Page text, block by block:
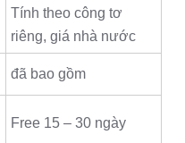
Tính theo công tơ
riêng, giá nhà nước
đã bao gồm
Free 15 – 30 ngày